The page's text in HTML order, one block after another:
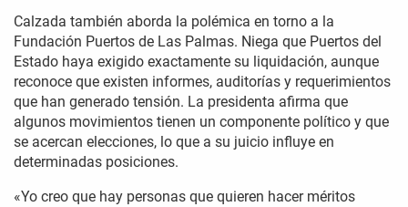
Calzada también aborda la polémica en torno a la
Fundación Puertos de Las Palmas. Niega que Puertos del
Estado haya exigido exactamente su liquidación, aunque
reconoce que existen informes, auditorías y requerimientos
que han generado tensión. La presidenta afirma que
algunos movimientos tienen un componente político y que
se acercan elecciones, lo que a su juicio influye en
determinadas posiciones.
«Yo creo que hay personas que quieren hacer méritos